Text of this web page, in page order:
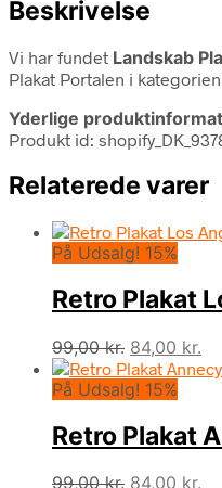
Beskrivelse
Vi har fundet Landskab
Plakat Portalen i kategorien
Yderlige
Produkt id:
Relaterede varer
På Udsalg! 15%
Retro Plakat
99,00kr. Den
oprindelige
pris
99,00 kr..
84,00 kr.
På Udsalg! 15%
Retro Plakat
99,00kr. Den
84,00 kr.